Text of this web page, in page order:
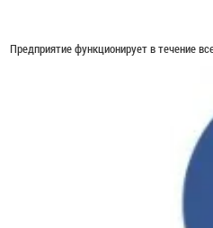
Предприятие функционирует в течение